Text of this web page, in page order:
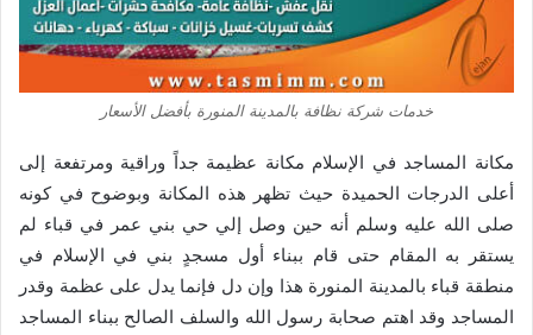
خدمات شركة نظافة بالمدينة المنورة بأفضل الأسعار
مكانة المساجد في الإسلام مكانة عظيمة جداً وراقية ومرتفعة إلى
أعلى الدرجات الحميدة حيث تظهر هذه المكانة وبوضوح في كونه
صلى الله عليه وسلم أنه حين وصل إلي حي بني عمر في قباء لم
يستقر به المقام حتى قام ببناء أول مسجدٍ بني في الإسلام في
منطقة قباء بالمدينة المنورة هذا وإن دل فإنما يدل على عظمة وقدر
المساجد وقد اهتم صحابة رسول الله والسلف الصالح ببناء المساجد